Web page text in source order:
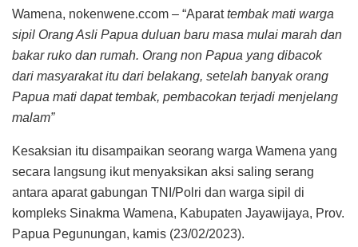
Wamena, nokenwene.ccom – “Aparattembak mati warga
sipil Orang Asli Papua duluan baru masa mulai marah dan
bakar ruko dan rumah. Orang non Papua yang dibacok
dari masyarakat itu dari belakang, setelah banyak orang
Papua mati dapat tembak, pembacokan terjadi menjelang
malam”
Kesaksian itu disampaikan seorang warga Wamena yang
secara langsung ikut menyaksikan aksi saling serang
antara aparat gabungan TNI/Polri dan warga sipil di
kompleks Sinakma Wamena, Kabupaten Jayawijaya, Prov.
Papua Pegunungan, kamis (23/02/2023).